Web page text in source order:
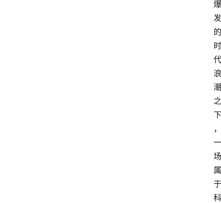
爆
发
的
时
代
浪
潮
之
下
，
一
场
属
于
科